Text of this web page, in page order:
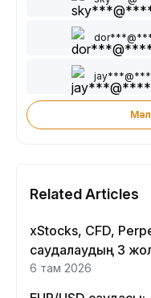
Related Articles
xStocks, CFD,
саудалаудың 3
6 там 2026